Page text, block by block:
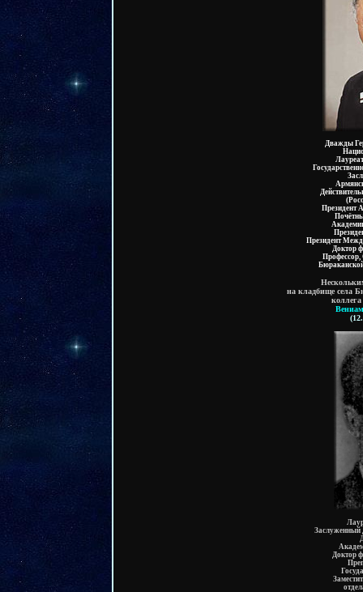
Дважды
Президент
Президент
Доктор
Профессор,
на кладбище села
Заслуженный
Доктор